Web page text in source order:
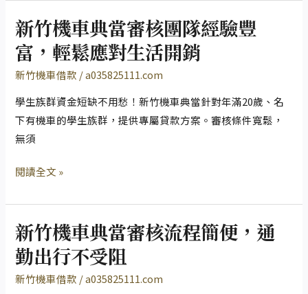
影
響
信
用
超
安
心
新竹機車典當審核團隊經驗豐
富，輕鬆應對生活開銷​
新竹機車借款 /a035825111.com
學生族群資金短缺不用愁！新竹機車典當針對年滿20歲、名
下有機車的學生族群，提供專屬貸款方案。審核條件寬鬆，
無須
新
竹
機
車
典
當
審
團
經
驗
豐
富，
輕
閱讀全文 »
新竹機車典當審核流程簡便，通
勤出行不受阻
新竹機車借款 /a035825111.com
新
竹
機
車